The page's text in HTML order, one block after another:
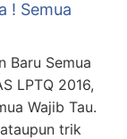
! Semua
Baru Semua
LPTQ 2016,
Wajib Tau.
trik